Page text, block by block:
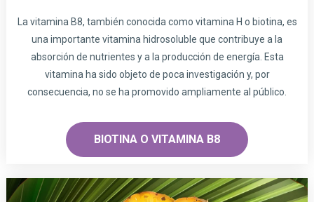
La vitamina B8, también conocida como vitamina H o biotina, es
una importante vitamina hidrosoluble que contribuye a la
absorción de nutrientes y a la producción de energía. Esta
vitamina ha sido objeto de poca investigación y, por
consecuencia, no se ha promovido ampliamente al público.
BIOTINA O VITAMINA B8